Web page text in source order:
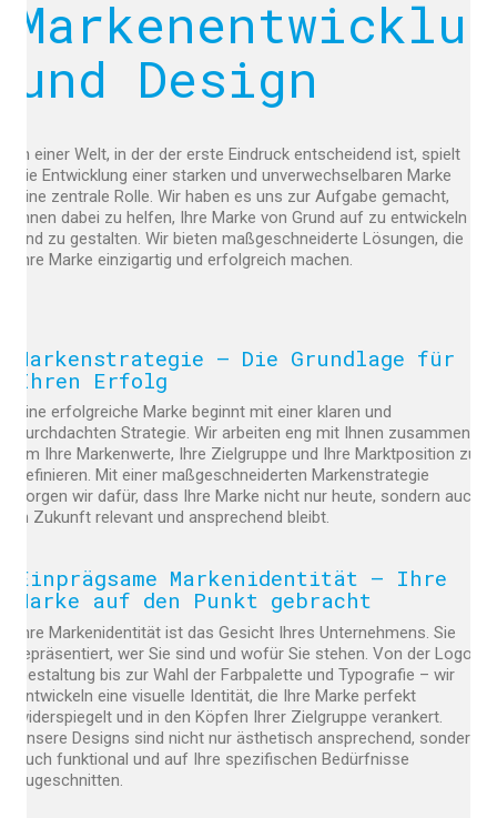
und Design
In einer Welt, in der der erste Eindruck entscheidend ist, spielt
die Entwicklung einer starken und unverwechselbaren Marke
eine zentrale Rolle. Wir haben es uns zur Aufgabe gemacht,
Ihnen dabei zu helfen, Ihre Marke von Grund auf zu entwickeln
und zu gestalten. Wir bieten maßgeschneiderte Lösungen, die
Ihre Marke einzigartig und erfolgreich machen.
Markenstrategie – Die Grundlage für
Ihren Erfolg
Eine erfolgreiche Marke beginnt mit einer klaren und
durchdachten Strategie. Wir arbeiten eng mit Ihnen zusammen,
um Ihre Markenwerte, Ihre Zielgruppe und Ihre Marktposition zu
definieren. Mit einer maßgeschneiderten Markenstrategie
sorgen wir dafür, dass Ihre Marke nicht nur heute, sondern auch
in Zukunft relevant und ansprechend bleibt.
Einprägsame Markenidentität – Ihre
Marke auf den Punkt gebracht
Ihre Markenidentität ist das Gesicht Ihres Unternehmens. Sie
repräsentiert, wer Sie sind und wofür Sie stehen. Von der Logo-
Gestaltung bis zur Wahl der Farbpalette und Typografie – wir
entwickeln eine visuelle Identität, die Ihre Marke perfekt
widerspiegelt und in den Köpfen Ihrer Zielgruppe verankert.
Unsere Designs sind nicht nur ästhetisch ansprechend, sondern
auch funktional und auf Ihre spezifischen Bedürfnisse
zugeschnitten.